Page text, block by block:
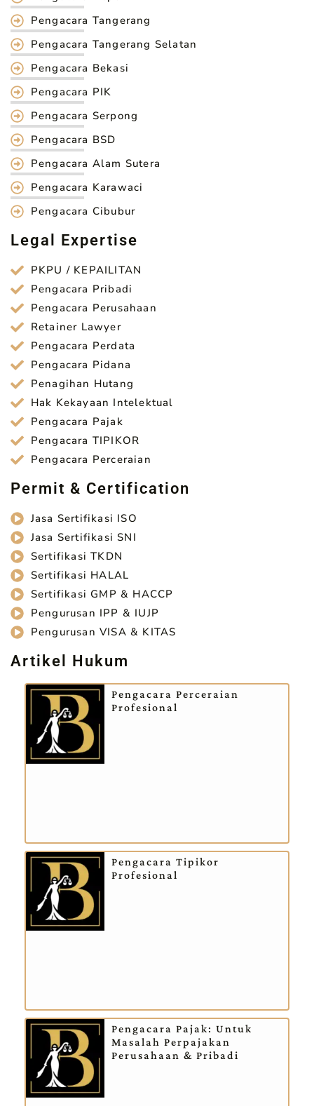
Pengacara Tangerang
Pengacara Tangerang Selatan
Pengacara Bekasi
Pengacara PIK
Pengacara Serpong
Pengacara BSD
Pengacara Alam Sutera
Pengacara Karawaci
Pengacara Cibubur
Legal Expertise
PKPU / KEPAILITAN
Pengacara Pribadi
Pengacara Perusahaan
Retainer Lawyer
Pengacara Perdata
Pengacara Pidana
Penagihan Hutang
Hak Kekayaan Intelektual
Pengacara Pajak
Pengacara TIPIKOR
Pengacara Perceraian
Permit & Certification
Jasa Sertifikasi ISO
Jasa Sertifikasi SNI
Sertifikasi TKDN
Sertifikasi HALAL
Sertifikasi GMP & HACCP
Pengurusan IPP & IUJP
Pengurusan VISA & KITAS
Artikel Hukum
Pengacara Perceraian
Profesional
Pengacara Tipikor
Profesional
Pengacara Pajak: Untuk
Masalah Perpajakan
Perusahaan & Pribadi